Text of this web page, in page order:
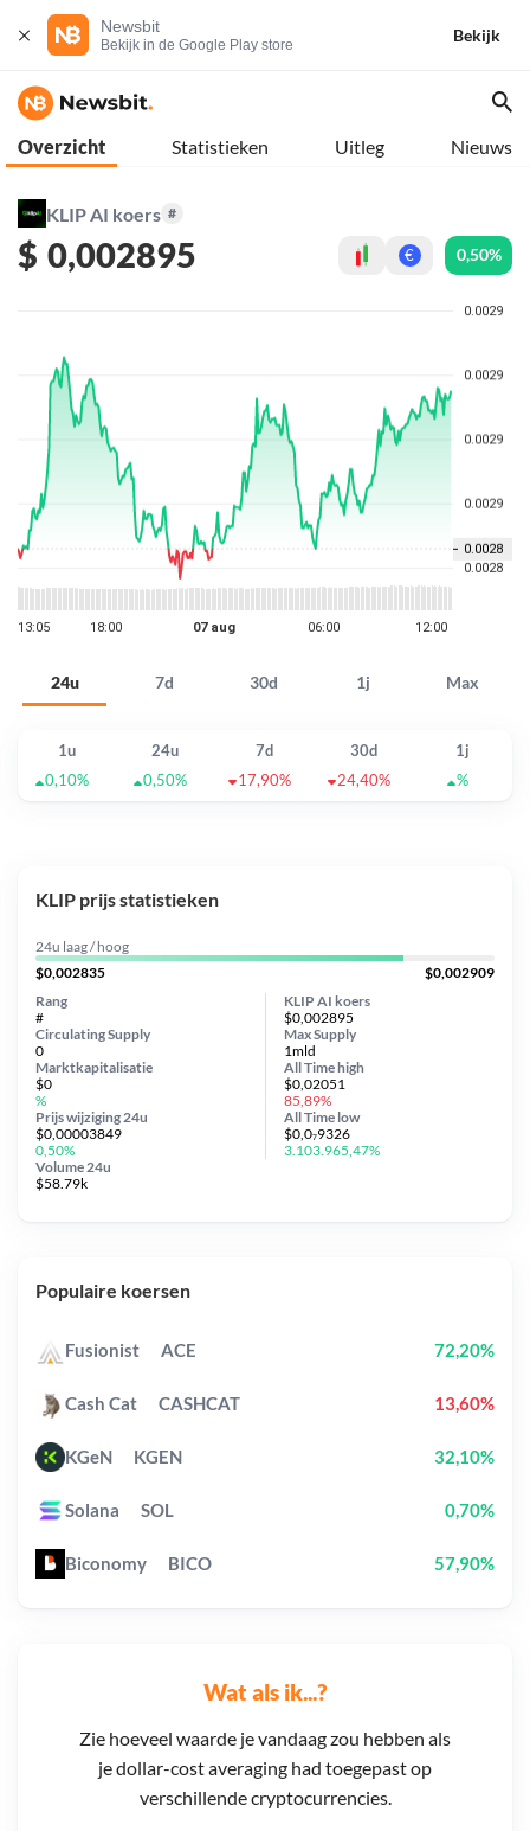
Newsbit
Bekijk in de Google Play store
Bekijk
Overzicht Statistieken Uitleg Nieuws
KLIP AI koers #
$ 0,002895 € 0,50%
24u 7d 30d 1j Max
1u 24u 7d 30d
1j
0,10%
0,50% 17,90% 24,40% %
Wat als ik...?
Zie hoeveel waarde je vandaag zou hebben als
je dollar-cost averaging had toegepast op
verschillende cryptocurrencies.
KLIP prijs statistieken
24u laag / hoog
$0,002835
$0,002909
KLIP AI koers
$0,002895
Circulating Supply
0
Prijs wijziging 24u
$0,00003849
0,50%
Max Supply
1mld
Marktkapitalisatie
$0
%
Volume 24u
$58.79k
Rang
#
All Timehigh
$0,02051
85,89%
All Time low
$0,0₇9326
3.103.965,47%
Populaire koersen
Fusionist ACE 72,20%
Cash Cat CASHCAT 13,60%
KGeN KGEN 32,10%
Solana SOL 0,70%
Biconomy BICO 57,90%